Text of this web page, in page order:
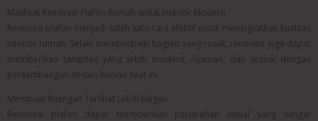
Manfaat Renovasi Plafon Rumah untuk Interior Modern
Renovasi plafon menjadi salah satu cara efektif untuk meningkatkan kualitas
interior rumah. Selain memperbaiki bagian yang rusak, renovasi juga dapat
memberikan tampilan yang lebih modern, nyaman, dan sesuai dengan
perkembangan desain hunian saat ini.
Membuat Ruangan Terlihat Lebih Elegan
Renovasi plafon dapat memberikan perubahan visual yang sangat